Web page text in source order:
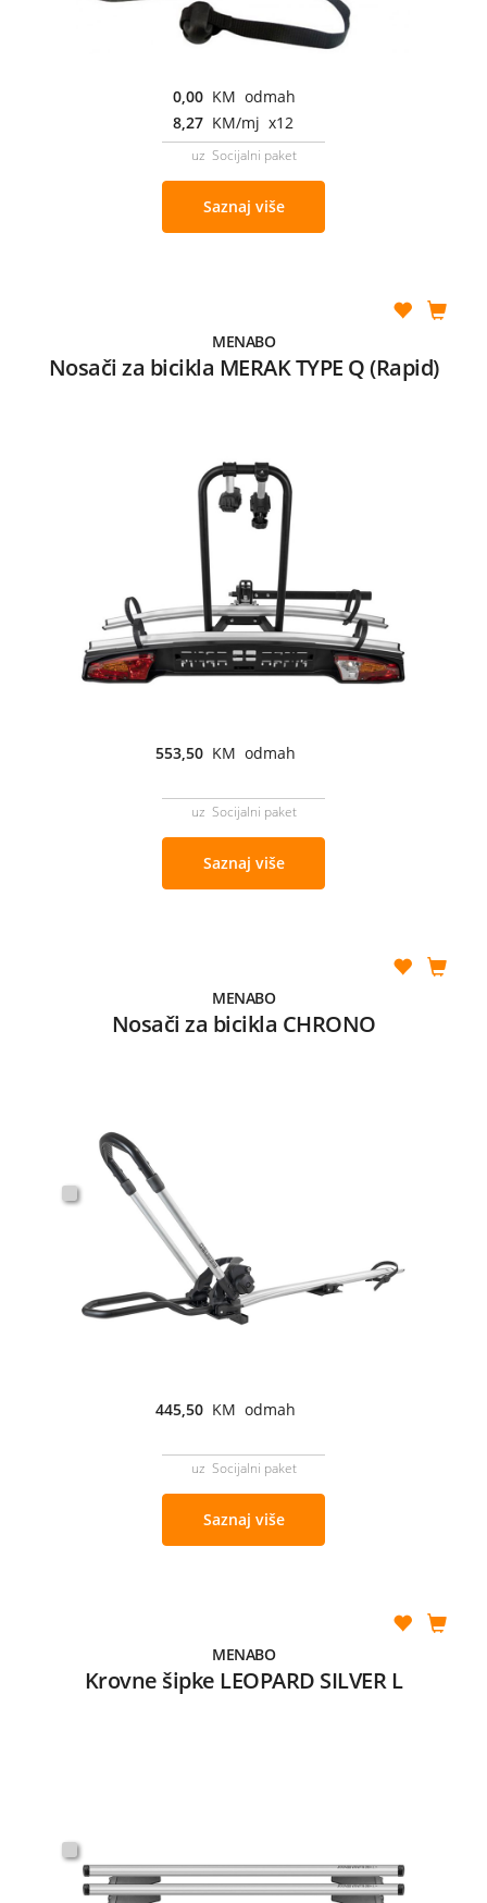
0,00 KM odmah
8,27 KM/mj x12
uz Socijalni paket
Saznaj više
MENABO
Nosači za bicikla MERAK TYPE Q (Rapid)
553,50 KM odmah
uz Socijalni paket
Saznaj više
MENABO
Nosači za bicikla CHRONO
445,50 KM odmah
uz Socijalni paket
Saznaj više
MENABO
Krovne šipke LEOPARD SILVER L